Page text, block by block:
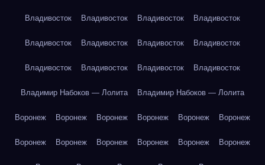
Владивосток Владивосток Владивосток Владивосток
Владивосток Владивосток Владивосток Владивосток
Владивосток Владивосток Владивосток Владивосток
Владимир Набоков — Лолита Владимир Набоков — Лолита
Воронеж Воронеж Воронеж Воронеж Воронеж Воронеж
Воронеж Воронеж Воронеж Воронеж Воронеж Воронеж